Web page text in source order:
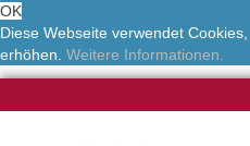
OK
Diese Webseite verwendet
erhöhen. Weitere Informationen.